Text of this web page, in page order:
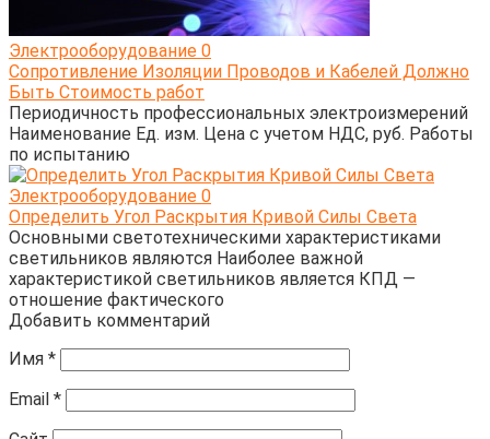
Электрооборудование 0
Сопротивление Изоляции Проводов и Кабелей Должно
Быть Стоимость работ
Периодичность профессиональных электроизмерений
Наименование Ед. изм. Цена с учетом НДС, руб. Работы
по испытанию
Электрооборудование 0
Определить Угол Раскрытия Кривой Силы Света
Основными светотехническими характеристиками
светильников являются Наиболее важной
характеристикой светильников является КПД —
отношение фактического
Добавить комментарий
Имя *
Email *